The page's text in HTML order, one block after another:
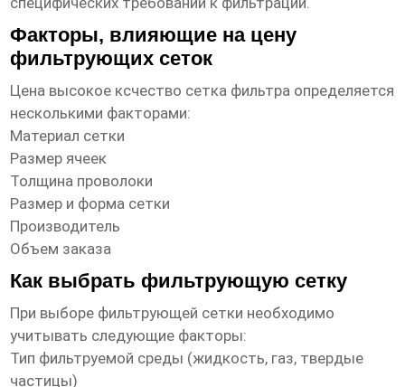
Факторы, влияющие на цену
фильтрующих сеток
Цена высокое ксчество сетка фильтра определяется
несколькими факторами:
Материал сетки
Размер ячеек
Толщина проволоки
Размер и форма сетки
Производитель
Объем заказа
Как выбрать фильтрующую сетку
При выборе фильтрующей сетки необходимо
учитывать следующие факторы:
Тип фильтруемой среды (жидкость, газ, твердые
частицы)